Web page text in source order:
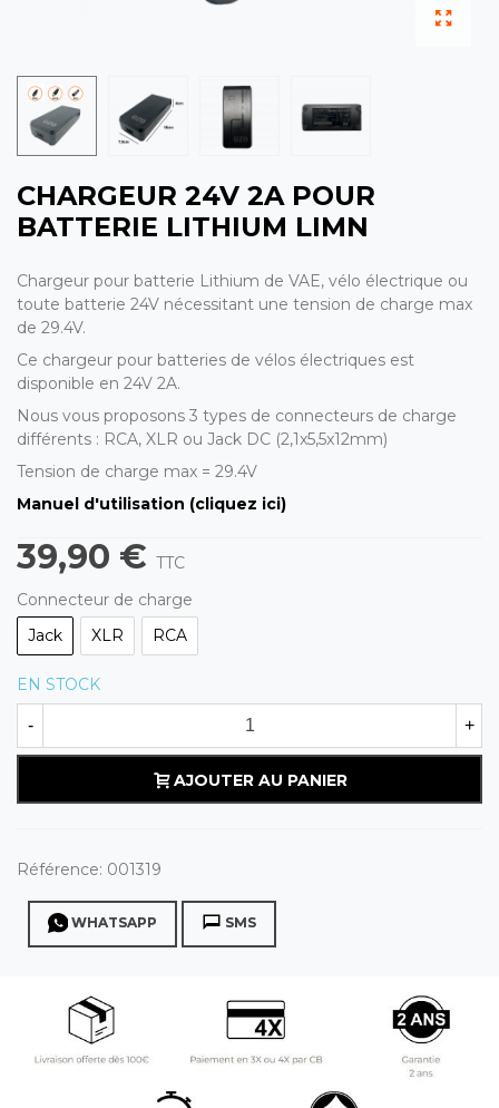
CHARGEUR 24V 2A POUR
BATTERIE LITHIUM LIMN
Chargeur pour batterie Lithium de VAE, vélo électrique ou
toute batterie 24V nécessitant une tension de charge max
de 29.4V.
Ce chargeur pour batteries de vélos électriques est
disponible en 24V 2A.
Nous vous proposons 3 types de connecteurs de charge
différents : RCA, XLR ou Jack DC (2,1x5,5x12mm)
Tension de charge max = 29.4V
Manuel d'utilisation (cliquez ici)
39,90 € TTC
Connecteur de charge
Jack
XLR RCA
EN STOCK
- +
AJOUTER AU PANIER
Référence: 001319
WHATSAPP SMS